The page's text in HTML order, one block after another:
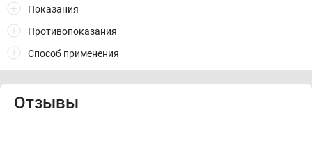
Показания
Противопоказания
Способ применения
Отзывы